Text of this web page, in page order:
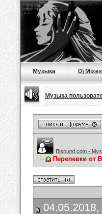
Музыка Dj Mixes
Музыка
Bisound.com -
Перепевки от
04.05.2018,